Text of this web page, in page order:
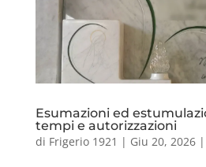
Esumazioni ed
tempi e autorizzazioni
di Frigerio 1921 | Giu 20, 2026|